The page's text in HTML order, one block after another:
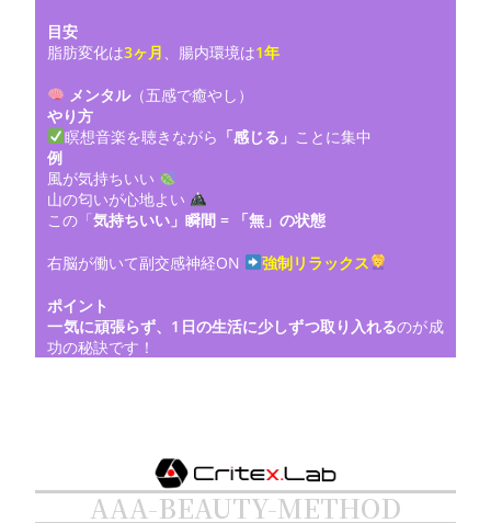
目安
脂肪変化は3ヶ月 、腸内環境は1年
メンタル（五感で癒やし）
やり方
瞑想音楽を聴きながら 「感じる」 ことに集中
例
風が気持ちいい
山の匂いが心地よい
この「気持ちいい」瞬間 = 「無」の状態
右脳が働いて副交感神経ON 強制リラックス
ポイント
一気に頑張らず、1日の生活に少しずつ取り入れるのが成
功の秘訣です！
AAA-BEAUTY-METHOD